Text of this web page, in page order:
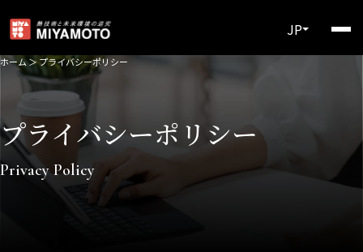
JP
ホーム＞プライバシーポリシー
プライバシーポリシー
Privacy Policy